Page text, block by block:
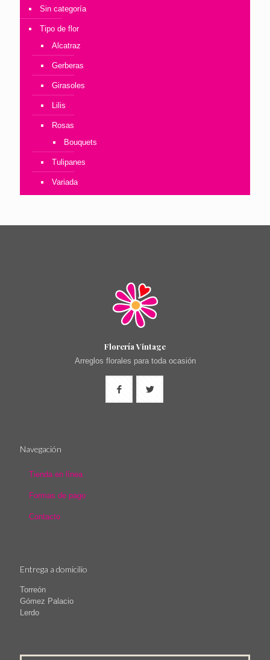
Sin categoría
Tipo de flor
Alcatraz
Gerberas
Girasoles
Lilis
Rosas
Bouquets
Tulipanes
Variada
Florería Vintage
Arreglos florales para toda ocasión
Navegación
Tienda en línea
Formas de pago
Contacto
Entrega a domicilio
Torreón
Gómez Palacio
Lerdo